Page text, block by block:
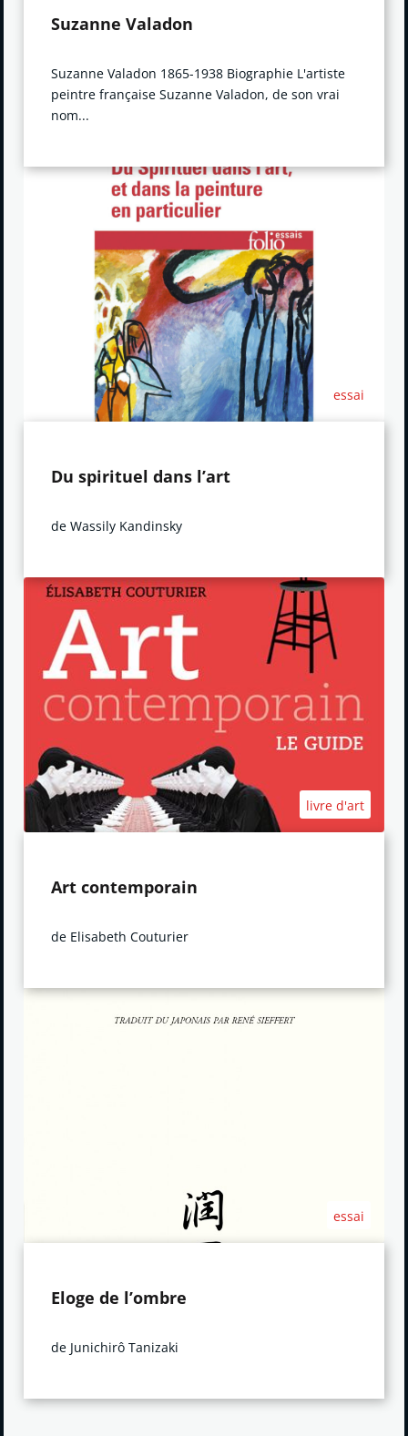
Suzanne Valadon
Suzanne Valadon 1865-1938 Biographie L'artiste
peintre française Suzanne Valadon, de son vrai
nom...
essai
Du spirituel dans l’art
de Wassily Kandinsky
livre d'art
Art contemporain
de Elisabeth Couturier
essai
Eloge de l’ombre
de Junichirô Tanizaki